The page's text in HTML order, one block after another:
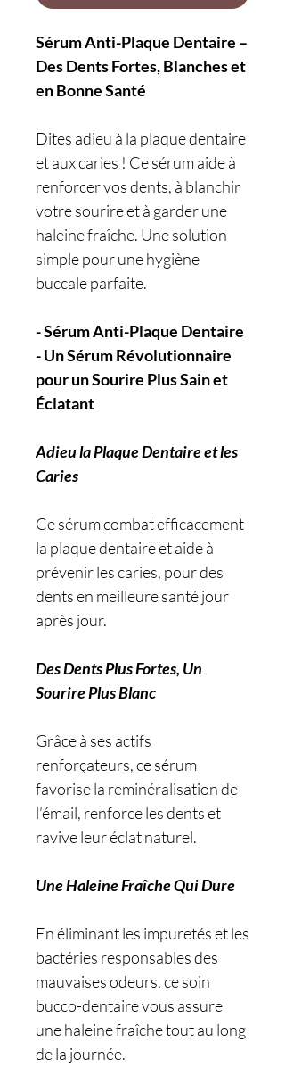
Sérum Anti-Plaque Dentaire –
Des Dents Fortes, Blanches et
en Bonne Santé
Dites adieu à la plaque dentaire
et aux caries ! Ce sérum aide à
renforcer vos dents, à blanchir
votre sourire et à garder une
haleine fraîche. Une solution
simple pour une hygiène
buccale parfaite.
- Sérum Anti-Plaque Dentaire
- Un Sérum Révolutionnaire
pour un Sourire Plus Sain et
Éclatant
Adieu la Plaque Dentaire et les
Caries
Ce sérum combat efficacement
la plaque dentaire et aide à
prévenir les caries, pour des
dents en meilleure santé jour
après jour.
Des Dents Plus Fortes, Un
Sourire Plus Blanc
Grâce à ses actifs
renforçateurs, ce sérum
favorise la reminéralisation de
l’émail, renforce les dents et
ravive leur éclat naturel.
Une Haleine Fraîche Qui Dure
En éliminant les impuretés et les
bactéries responsables des
mauvaises odeurs, ce soin
bucco-dentaire vous assure
une haleine fraîche tout au long
de la journée.